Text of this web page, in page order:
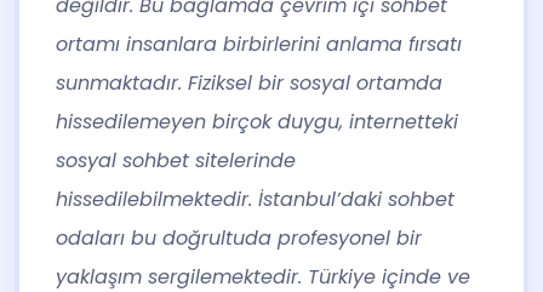
ortamı insanlara birbirlerini anlama fırsatı
sunmaktadır. Fiziksel bir sosyal ortamda
hissedilemeyen birçok duygu, internetteki
sosyal sohbet sitelerinde
hissedilebilmektedir. İstanbul’daki sohbet
odaları bu doğrultuda profesyonel bir
yaklaşım sergilemektedir. Türkiye içinde ve